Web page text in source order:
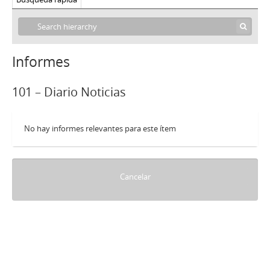
Informes
101 – Diario Noticias
No hay informes relevantes para este ítem
Cancelar